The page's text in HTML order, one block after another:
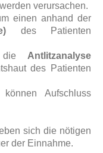
verursachen.
einen anhand der
des Patienten
die Antlitzanalyse
des Patienten
können Aufschluss
sich die nötigen
der Einnahme.